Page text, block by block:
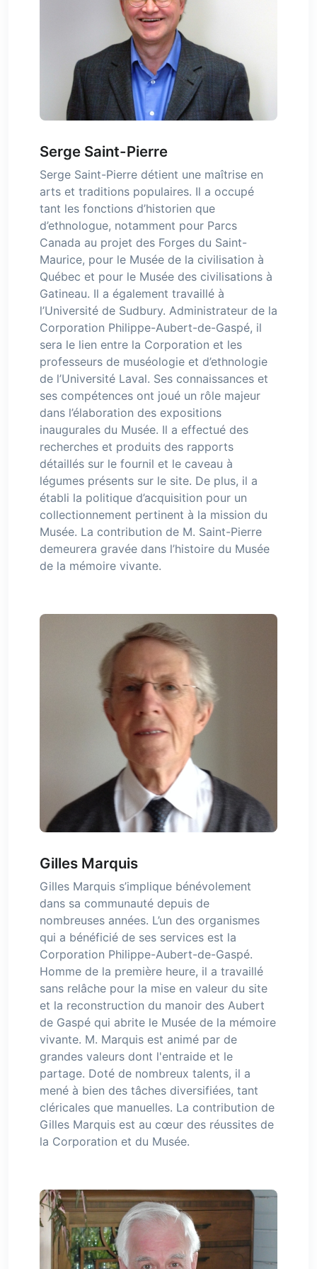
Serge Saint-Pierre
Serge Saint-Pierre détient une maîtrise en
arts et traditions populaires. Il a occupé
tant les fonctions d’historien que
d’ethnologue, notamment pour Parcs
Canada au projet des Forges du Saint-
Maurice, pour le Musée de la civilisation à
Québec et pour le Musée des civilisations à
Gatineau. Il a également travaillé à
l’Université de Sudbury. Administrateur de la
Corporation Philippe-Aubert-de-Gaspé, il
sera le lien entre la Corporation et les
professeurs de muséologie et d’ethnologie
de l’Université Laval. Ses connaissances et
ses compétences ont joué un rôle majeur
dans l’élaboration des expositions
inaugurales du Musée. Il a effectué des
recherches et produits des rapports
détaillés sur le fournil et le caveau à
légumes présents sur le site. De plus, il a
établi la politique d’acquisition pour un
collectionnement pertinent à la mission du
Musée. La contribution de M. Saint-Pierre
demeurera gravée dans l’histoire du Musée
de la mémoire vivante.
Gilles Marquis
Gilles Marquis s’implique bénévolement
dans sa communauté depuis de
nombreuses années. L’un des organismes
qui a bénéficié de ses services est la
Corporation Philippe-Aubert-de-Gaspé.
Homme de la première heure, il a travaillé
sans relâche pour la mise en valeur du site
et la reconstruction du manoir des Aubert
de Gaspé qui abrite le Musée de la mémoire
vivante. M. Marquis est animé par de
grandes valeurs dont l'entraide et le
partage. Doté de nombreux talents, il a
mené à bien des tâches diversifiées, tant
cléricales que manuelles. La contribution de
Gilles Marquis est au cœur des réussites de
la Corporation et du Musée.